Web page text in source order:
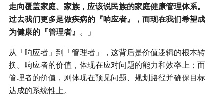
走向覆盖家庭、家族，应该说民族的家庭健康管理体系。
过去我们更多是做疾病的『响应者』，而现在我们希望成
为健康的『管理者』。
」
从「响应者」到「管理者」，这背后是价值逻辑的根本转
换。响应者的价值，体现在应对问题的能力和效率上；而
管理者的价值，则体现在预见问题、规划路径并确保目标
达成的系统性上。